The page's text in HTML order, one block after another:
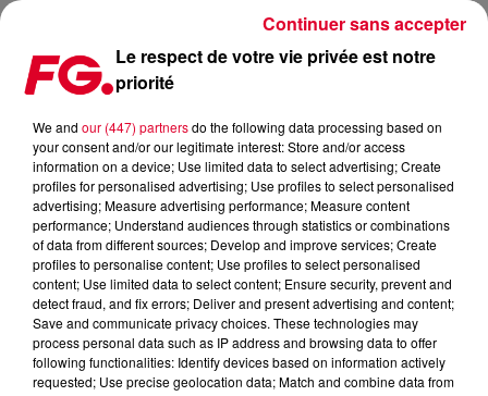
LA MUSIC STORY DU JOUR : MYD
Publié : 3 mai 2021 à 9h24 par Christophe HUBERT
Le respect de votre vie privée est notre
priorité
We and our (447) partnersdo the following data processing based on
your consent and/or our legitimate interest: Store and/or access
information on a device; Use limited data to select advertising; Create
profiles for personalised advertising; Use profiles to select personalised
advertising; Measure advertising performance; Measure content
performance; Understand audiences through statistics or combinations
of data from different sources; Develop and improve services; Create
profiles to personalise content; Use profiles to select personalised
content; Use limited data to select content; Ensure security, prevent and
detect fraud, and fix errors; Deliver and present advertising and content;
Save and communicate privacy choices. These technologies may
process personal data such as IP address and browsing data to offer
following functionalities: Identify devices based on information actively
requested; Use precise geolocation data; Match and combine data from
Continuer sans accepter